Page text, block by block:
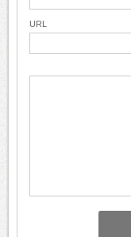
URL